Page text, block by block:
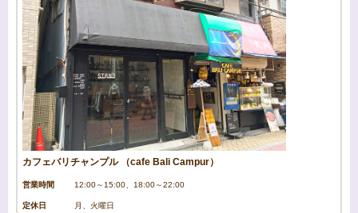
カフェバリチャンプル （cafe Bali Campur）
営業時間 12:00～15:00、18:00～22:00
定休日 月、火曜日